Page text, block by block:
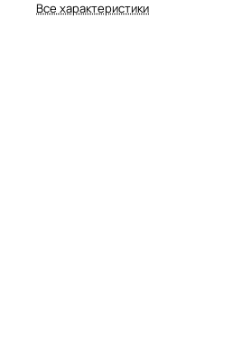
Все характеристики